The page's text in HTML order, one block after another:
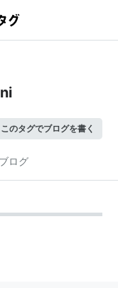
このタグでブログを書く
ログ